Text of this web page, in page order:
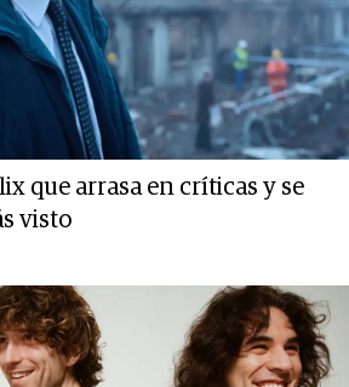
que arrasa en críticas y se
visto